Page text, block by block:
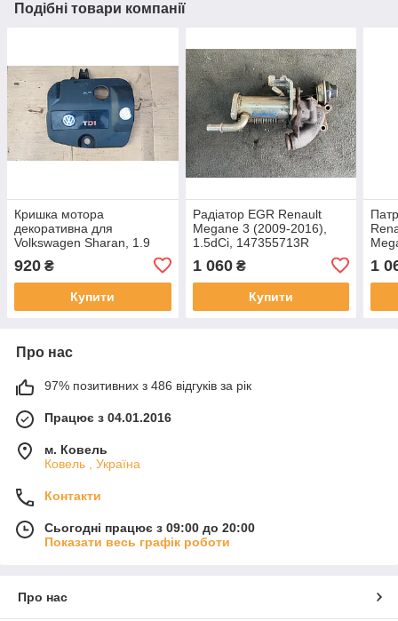
Подібні товари компанії
Кришка мотора
декоративна для
Volkswagen Sharan, 1.9
920 ₴
Купити
Радіатор EGR Renault
Megane 3 (2009-2016),
1.5dCi, 147355713R
1 060₴
Купити
1
Про нас
97% позитивних з 486 відгуків за рік
Працює з 04.01.2016
м. Ковель
Ковель , Україна
Контакти
Сьогодні працює з 09:00 до 20:00
Показати весь графік роботи
Про нас